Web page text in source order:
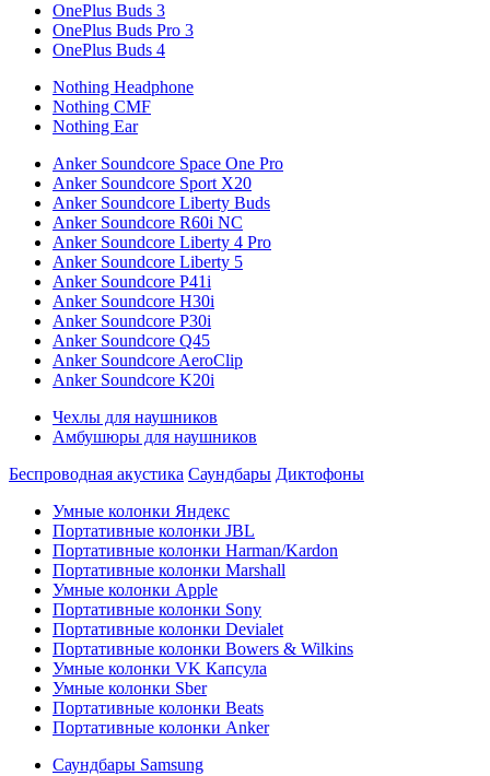
OnePlus Buds 3
OnePlus Buds Pro 3
OnePlus Buds 4
Nothing Headphone
Nothing CMF
Nothing Ear
Anker Soundcore Space One Pro
Anker Soundcore Sport X20
Anker Soundcore Liberty Buds
Anker Soundcore R60i NC
Anker Soundcore Liberty 4 Pro
Anker Soundcore Liberty 5
Anker Soundcore P41i
Anker Soundcore H30i
Anker Soundcore P30i
Anker Soundcore Q45
Anker Soundcore AeroClip
Anker Soundcore K20i
Чехлы для наушников
Амбушюры для наушников
Беспроводная акустика Саундбары Диктофоны
Умные колонки Яндекс
Портативные колонки JBL
Портативные колонки Harman/Kardon
Портативные колонки Marshall
Умные колонки Apple
Портативные колонки Sony
Портативные колонки Devialet
Портативные колонки Bowers & Wilkins
Умные колонки VK Капсула
Умные колонки Sber
Портативные колонки Beats
Портативные колонки Anker
Саундбары Samsung